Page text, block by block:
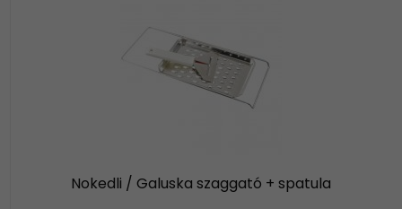
Nokedli / Galuska szaggató + spatula